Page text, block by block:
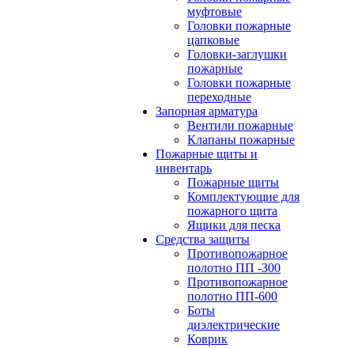
муфтовые
Головки пожарные
цапковые
Головки-заглушки
пожарные
Головки пожарные
переходные
Запорная арматура
Вентили пожарные
Клапаны пожарные
Пожарные щиты и
инвентарь
Пожарные щиты
Комплектующие для
пожарного щита
Ящики для песка
Средства защиты
Противопожарное
полотно ПП -300
Противопожарное
полотно ПП-600
Боты
диэлектрические
Коврик